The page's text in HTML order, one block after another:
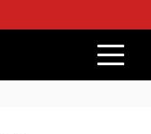
纳